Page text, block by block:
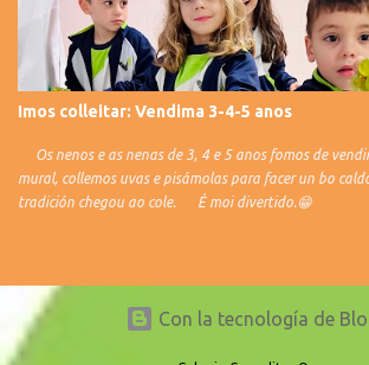
Imos colleitar: Vendima 3-4-5 anos
Os nenos e as nenas de 3, 4 e 5 anos fomos de
mural, collemos uvas e pisámolas para facer un bo
tradición chegou ao cole. É moi
Con la tecnología de